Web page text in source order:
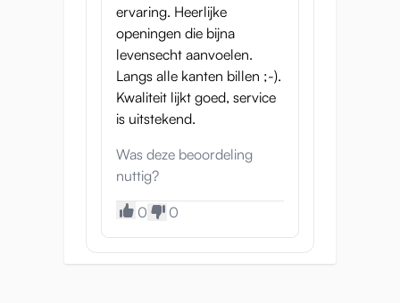
Vaginatunnel 145mm:
1.) Schaamlippen ingang
2.) Natte aangename ingang
3.) Stimulerende omhelzing zone
5.) Climax-kamer
Anale tunnel 125 mm:
1.) Anale greep
2.) Kont g-spot
3.) Een einde met een draai
ervaring. Heerlijke
openingen die bijna
levensecht aanvoelen.
Langs alle kanten billen ;-).
Kwaliteit lijkt goed, service
is uitstekend.
Was deze beoordeling
nuttig?
0 0